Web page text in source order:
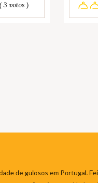
( 3 votos )
de gulosos em Portugal.